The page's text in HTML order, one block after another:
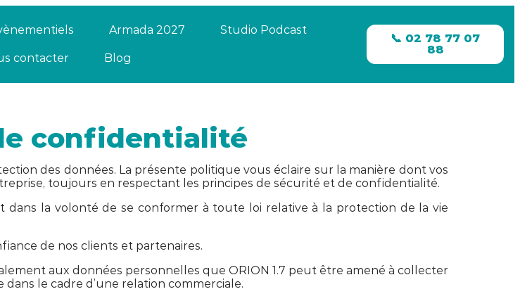
Armada 2027 Studio Podcast
contacter Blog
📞 02 78 77 07
88
confidentialité
des données. La présente politique vous éclaire sur la manière dont vos
toujours en respectant les principes de sécurité et de confidentialité.
la volonté de se conformer à toute loi relative à la protection de la vie
de nos clients et partenaires.
aux données personnelles que ORION 1.7 peut être amené à collecter
le cadre d’une relation commerciale.